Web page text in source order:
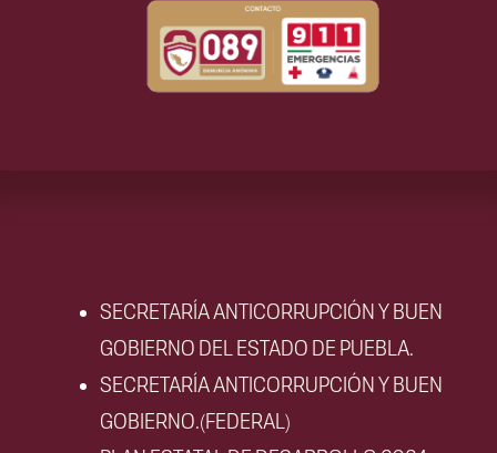
SECRETARÍA ANTICORRUPCIÓN Y BUEN
GOBIERNO DEL ESTADO DE PUEBLA.
SECRETARÍA ANTICORRUPCIÓN Y BUEN
GOBIERNO.(FEDERAL)